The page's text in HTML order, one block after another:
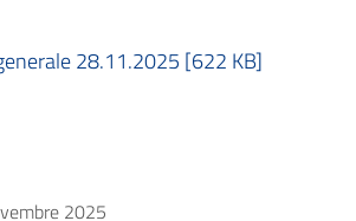
28.11.2025 [622 KB]
2025